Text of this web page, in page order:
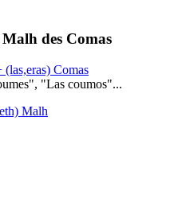
des Comas
(las,eras) Comas
"Las coumos"...
Malh